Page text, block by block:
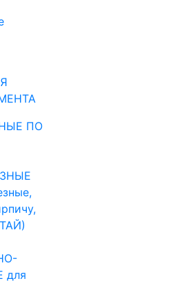
ПО
для